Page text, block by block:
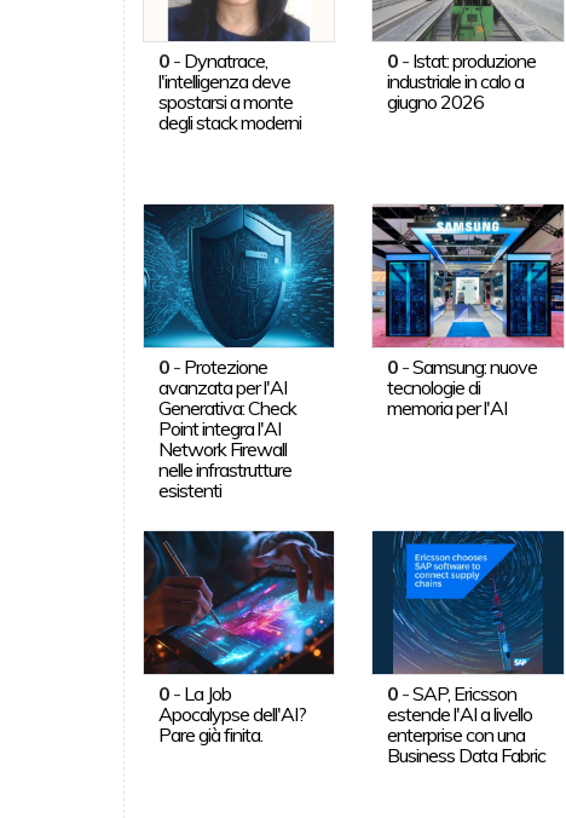
0- Dynatrace,
l'intelligenza deve
spostarsi a monte
degli stack moderni
0 - Istat: produzione
industriale in calo a
giugno 2026
0- Protezione
avanzata per l'AI
Generativa: Check
Point integra l'AI
Network Firewall
nelle infrastrutture
esistenti
0 -Samsung: nuove
tecnologie di
memoria per l'AI
0- La Job
Apocalypse dell'AI?
Pare già finita.
0 -SAP, Ericsson
estende l'AI a livello
enterprise con una
Business Data Fabric